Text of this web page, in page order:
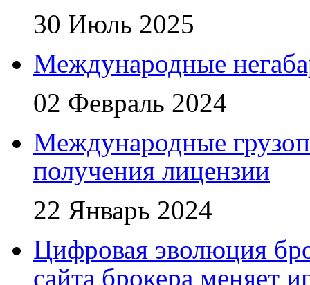
30 Июль 2025
Международные
02 Февраль 2024
Международные
получения лицензии
22 Январь 2024
Цифровая эволюция
сайта брокера меняет